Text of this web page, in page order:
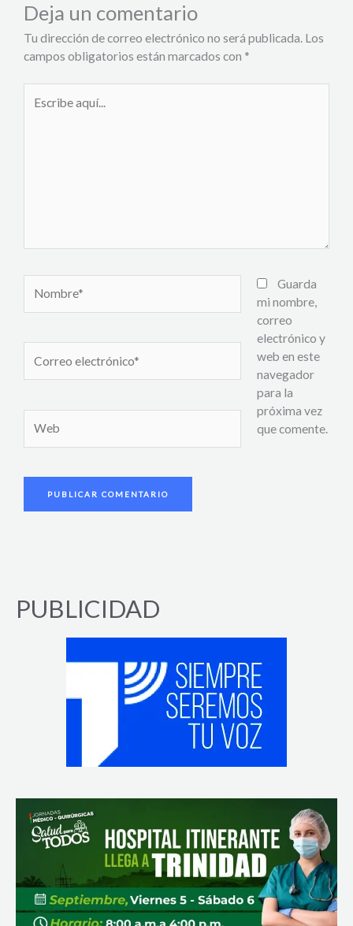
Deja un comentario
Tu dirección de correo electrónico no será publicada. Los
campos obligatorios están marcados con *
aquí...
electrónico*
Guarda
mi nombre,
correo
electrónico y
web en este
navegador
para la
próxima vez
que comente.
PUBLICIDAD